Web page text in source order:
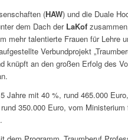
(HAW) und die Duale
dem Dach der LaKof
mehr talentierte Frauen für Lehre
Verbundprojekt
knüpft an den großen Erfolg des
Jahre mit 40 %, rund 465.000
350.000 Euro, vom